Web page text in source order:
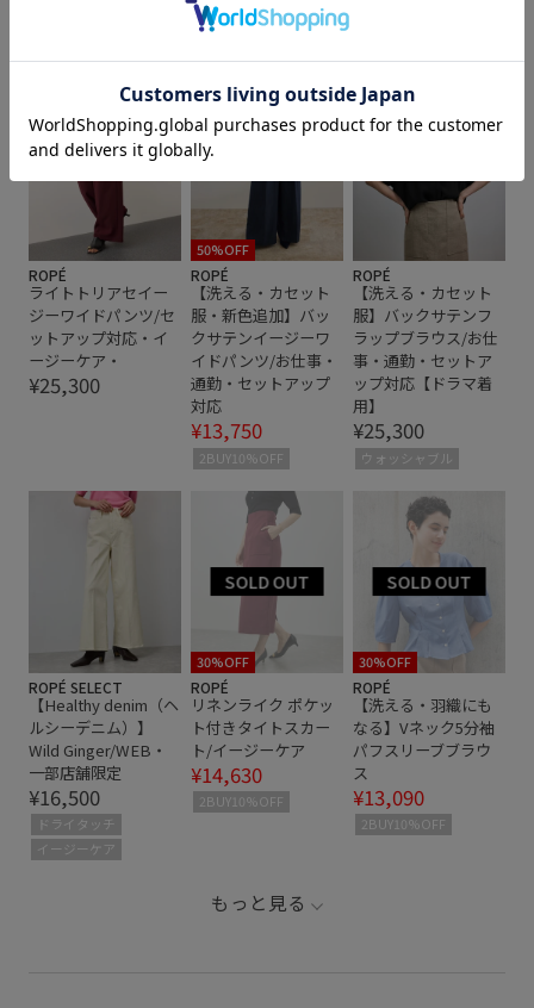
ウォッシャブル オフィス
オフィスカジュアル カジュアル カットソー
コットン コットン100% シワになりにくい
シンプルカットソー スカート
タイトスカート トップス ハイゲージ
パフスリーブトップス パンツ
フェミニン ブラウス ブラウス見え
ボリュームスリーブトップス ボリューム感 伸縮性
夏の機能素材アイテム 天竺 定番 布帛
清涼感 着回しやすい 艶感
透け感
スタイルアップを叶える！ボトムスコレクション
ROPÉ
ライトトリアセイー
ジーワイドパンツ/セ
ットアップ対応・イ
ージーケア・
¥25,300
50%OFF
ROPÉ
【洗える・カセット
服・新色追加】バッ
クサテンイージーワ
イドパンツ/お仕事・
通勤・セットアップ
対応
¥13,750
2BUY10%OFF
ROPÉ
【洗える・カセット
服】バックサテンフ
ラップブラウス/お仕
事・通勤・セットア
ップ対応【ドラマ着
用】
¥25,300
ウォッシャブル
ROPÉ SELECT
【Healthy denim（ヘ
ルシーデニム）】
Wild Ginger/WEB・
一部店舗限定
¥16,500
ドライタッチ
イージーケア
30%OFF
ROPÉ
リネンライク ポケッ
ト付きタイトスカー
ト/イージーケア
¥14,630
2BUY10%OFF
30%OFF
ROPÉ
【洗える・羽織にも
なる】Vネック5分袖
パフスリーブブラウ
ス
¥13,090
2BUY10%OFF
もっと見る